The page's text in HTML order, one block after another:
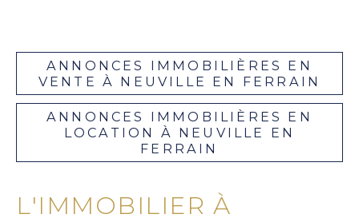
ANNONCES IMMOBILIÈRES EN
VENTE À NEUVILLE EN FERRAIN
ANNONCES IMMOBILIÈRES EN
LOCATION À NEUVILLE EN
FERRAIN
L'IMMOBILIER À